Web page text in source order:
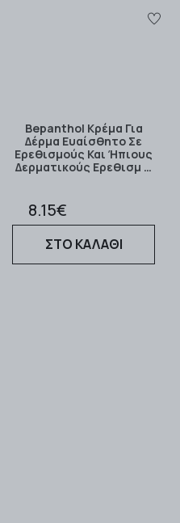
Bepanthol Κρέμα Για
Δέρμα Ευαίσθητο Σε
Ερεθισμούς Και Ήπιους
Δερματικούς Ερεθισμ …
8.15€
ΣΤΟ ΚΑΛΑΘΙ